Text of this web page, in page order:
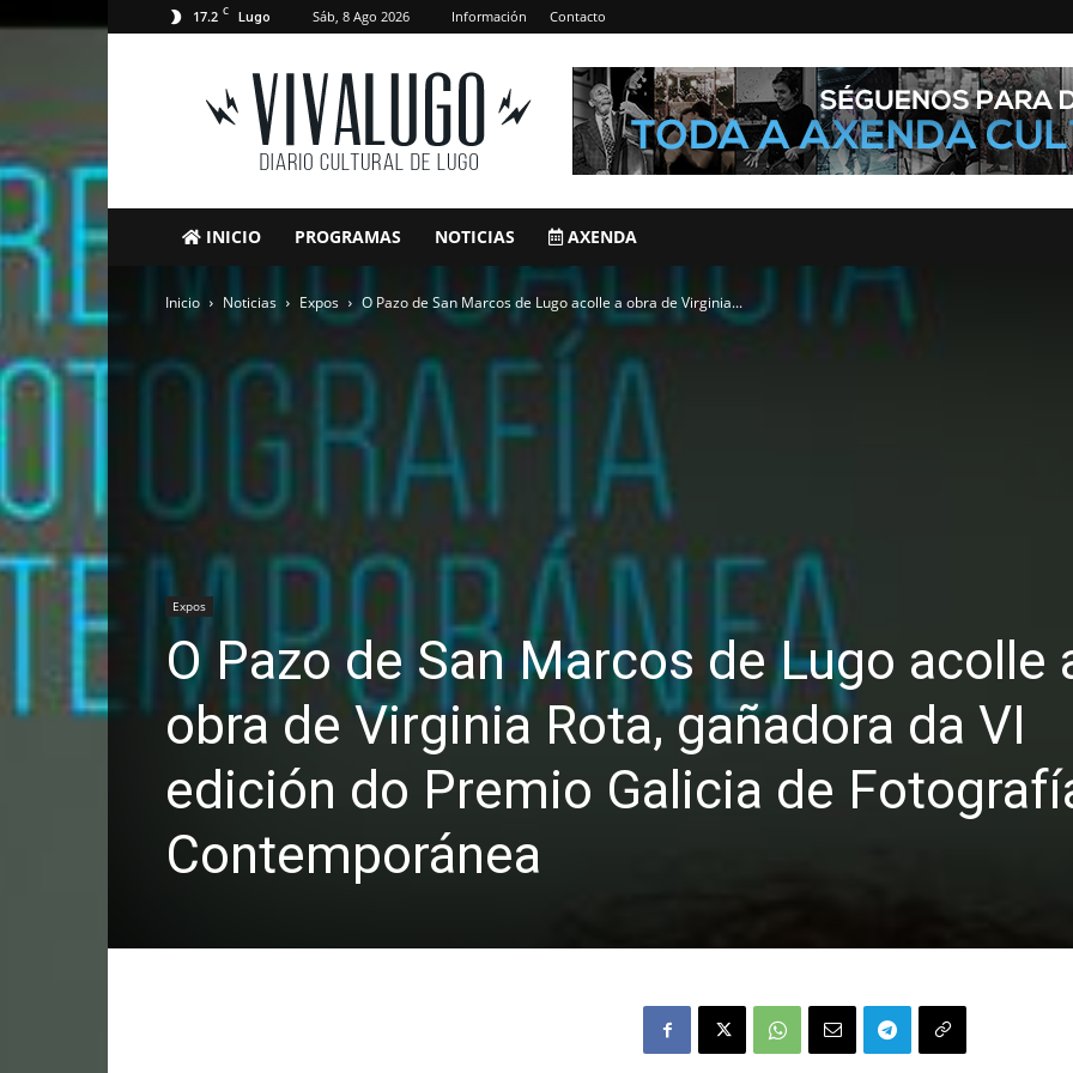
17.2 C Lugo Sáb, 8 Ago 2026 Información Contacto
VivaLugo
INICIO PROGRAMAS NOTICIAS AXENDA
Inicio Noticias Expos O Pazo de San Marcos de Lugo acolle a obra de Virginia...
Expos
O Pazo de San Marcos de Lugo acolle
obra de Virginia Rota, gañadora da VI
edición do Premio Galicia de
Contemporánea